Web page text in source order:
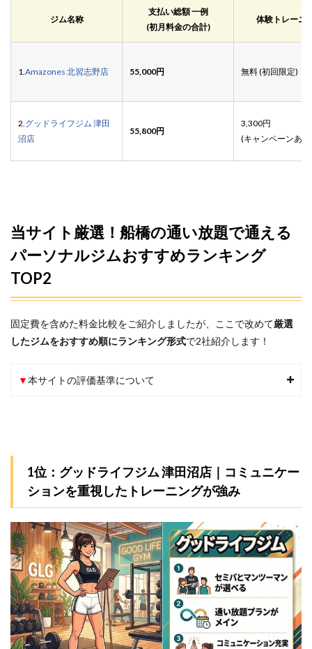
ジム名称
支払い総額 一例
(初月料金の合計)
体験トレーニ
1. Amazones 北習志野店 55,000円 無料 (初回限定)
2. グッドライフジム 津田
沼店
55,800円
3,300円
(キャンペーンあ
当サイト厳選！船橋の通い放題で通える
パーソナルジムおすすめランキング
TOP2
固定費を含めた料金比較をご紹介しましたが、ここで改めて厳選
したジムをおすすめ順にランキング形式で2社紹介します！
▼本サイトの評価基準について
1位：グッドライフジム 津田沼店｜コミュニケー
ションを重視したトレーニングが強み